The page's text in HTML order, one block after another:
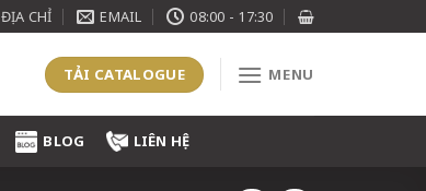
ĐỊA CHỈ EMAIL 08:00 - 17:30
TẢI CATALOGUE MENU
BLOG LIÊN HỆ